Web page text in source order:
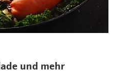
und mehr